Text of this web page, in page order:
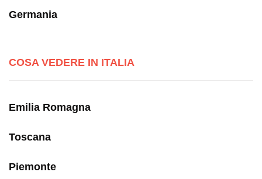
Germania
COSA VEDERE IN ITALIA
Emilia Romagna
Toscana
Piemonte